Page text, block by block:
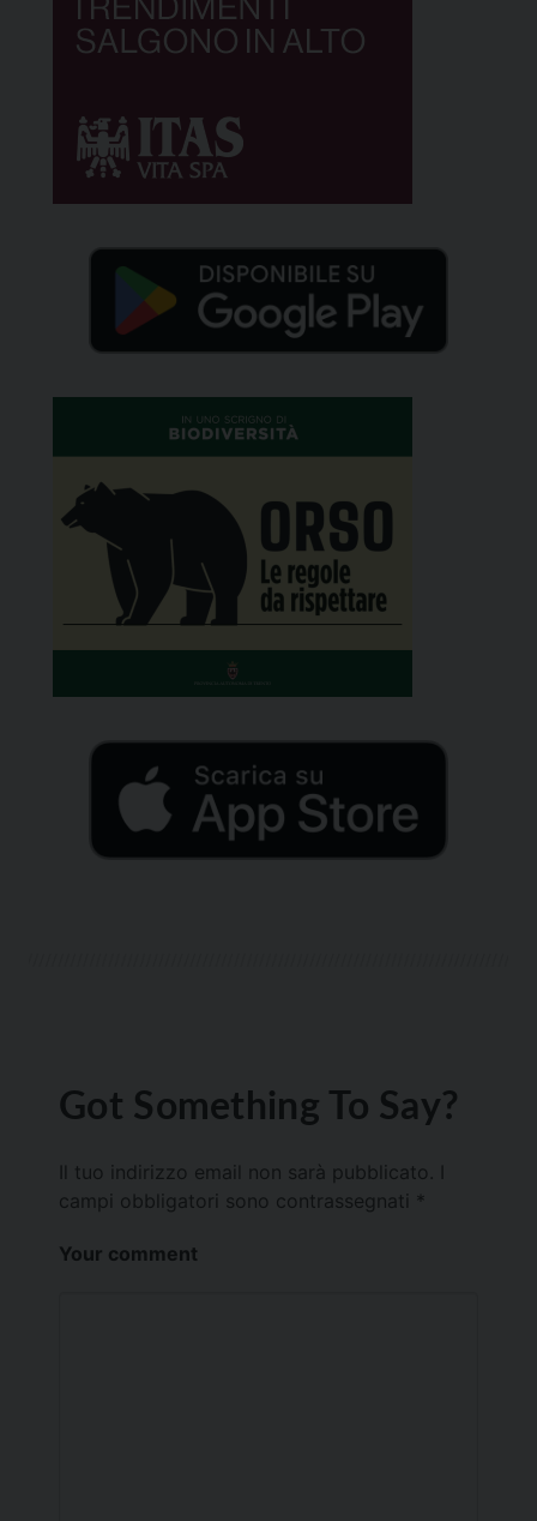
Got Something To Say?
Il tuo indirizzo email non sarà pubblicato.
campi obbligatori sono contrassegnati *
Your comment